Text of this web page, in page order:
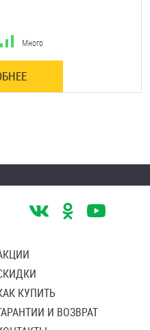
Много
КУПИТЬ
И ВОЗВРАТ